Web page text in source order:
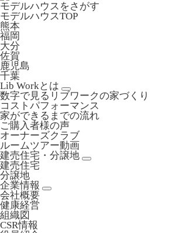
モデルハウスをさがす
モデルハウスTOP
熊本
福岡
大分
佐賀
鹿児島
千葉
Lib Workとは
数字で見るリブワークの家づくり
コストパフォーマンス
家ができるまでの流れ
ご購入者様の声
オーナーズクラブ
ルームツアー動画
建売住宅・分譲地
建売住宅
分譲地
企業情報
会社概要
健康経営
組織図
CSR情報